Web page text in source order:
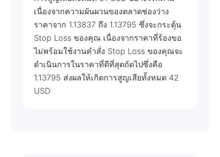
เนื่องจากความผันผวนของตลาดช่องว่าง
ราคาจาก 1.13837 ถึง 1.13795 ซึ่งจะกระตุ้น
Stop Loss ของคุณ เนื่องจากราคาที่ร้องขอ
ไม่พร้อมใช้งานคำสั่ง Stop Loss ของคุณจะ
ดำเนินการในราคาที่ดีที่สุดถัดไปซึ่งคือ
1.13795 ส่งผลให้เกิดการสูญเสียทั้งหมด 42
USD